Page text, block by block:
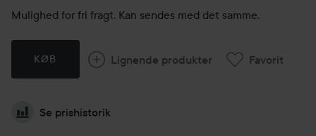
Mulighed for fri fragt. Kan sendes med det samme.
KØB Lignende produkter Favorit
Se prishistorik